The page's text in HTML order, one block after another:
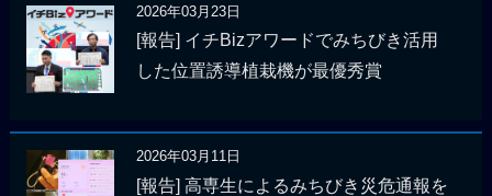
2026年03月23日
[報告] イチBizアワードでみちびき活用
した位置誘導植栽機が最優秀賞
2026年03月11日
[報告] 高専生によるみちびき災危通報を